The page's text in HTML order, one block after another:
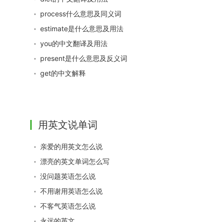
process什么意思及同义词
estimate是什么意思及用法
you的中文翻译及用法
present是什么意思及反义词
get的中文解释
用英文说单词
亲爱的用英文怎么说
漂亮的英文单词怎么写
没问题英语怎么说
不用谢用英语怎么说
不客气英语怎么说